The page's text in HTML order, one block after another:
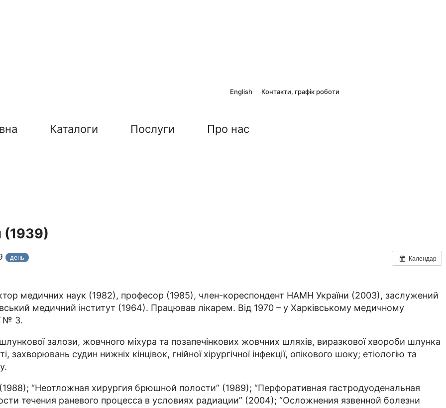
English Контакти, графік роботи
Каталоги Послуги Про нас
(1939)
Календар
день
медичних наук (1982), професор (1985), член-кореспондент НАМН України (2003), заслужений
медичний інститут (1964). Працював лікарем. Від 1970 – у Харківському медичному
№ 3.
залози, жовчного міхура та позапечінкових жовчних шляхів, виразкової хвороби шлунка
судин нижніх кінцівок, гнійної хірургічної інфекції, опікового шоку; етіологію та
“Неотложная хирургия брюшной полости” (1989); “Пер­форативная гастродуоденальная
течения раневого процесса в условиях радиации” (2004); “Осложнения язвенной болезни